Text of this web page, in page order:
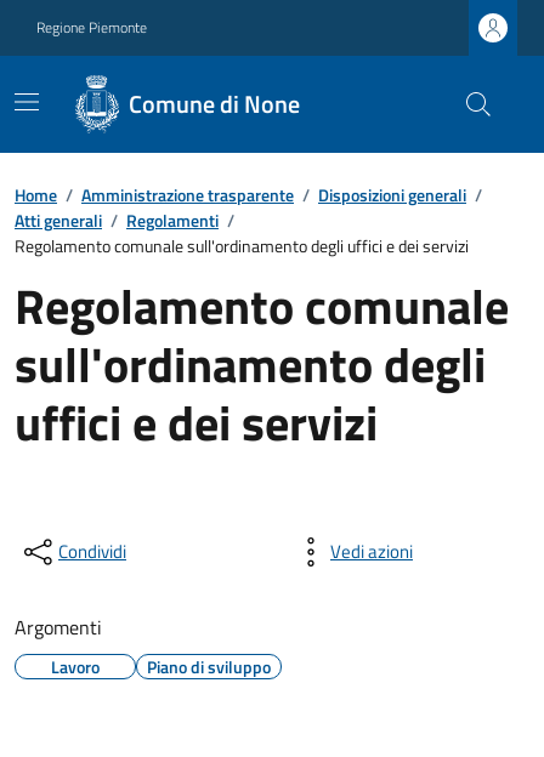
Regione Piemonte
Comune di None
Home / Amministrazione trasparente / Disposizioni generali /
Atti generali / Regolamenti /
Regolamento comunale sull'ordinamento degli uffici e dei servizi
Regolamento comunale
sull'ordinamento degli
uffici e dei servizi
Condividi Vedi azioni
Argomenti
Lavoro Piano di sviluppo